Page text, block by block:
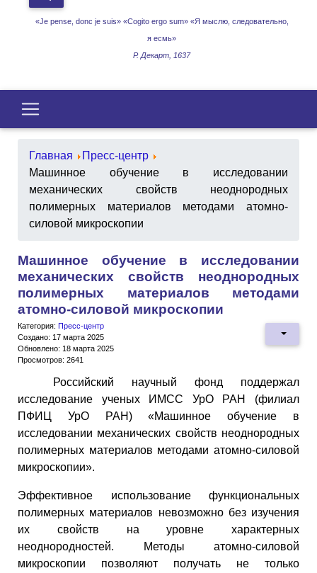
«Je pense, donc je suis» «Cogito ergo sum» «Я мыслю, следовательно,
я есмь»
Р. Декарт, 1637
Главная
Пресс-центр
Машинное обучение в исследовании
механических свойств неоднородных
полимерных материалов методами атомно-
силовой микроскопии
Машинное обучение в исследовании
механических свойств неоднородных
полимерных материалов методами
атомно-силовой микроскопии
Категория: Пресс-центр
Создано: 17 марта 2025
Обновлено: 18 марта 2025
Просмотров: 2641
Российский научный фонд поддержал
исследование ученых ИМСС УрО РАН (филиал
ПФИЦ УрО РАН) «Машинное обучение в
исследовании механических свойств неоднородных
полимерных материалов методами атомно-силовой
микроскопии».
Эффективное использование функциональных
полимерных материалов невозможно без изучения
их свойств на уровне характерных
неоднородностей. Методы атомно-силовой
микроскопии позволяют получать не только